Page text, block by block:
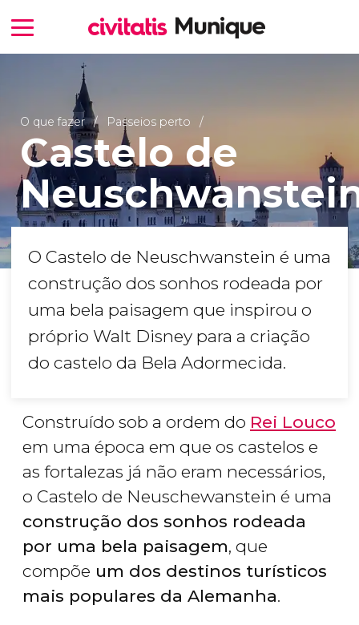
O que fazer Passeios perto
Castelo de
O Castelo de Neuschwanstein é uma
construção dos sonhos rodeada por
uma bela paisagem que inspirou o
próprio Walt Disney para a criação
do castelo da Bela Adormecida.
Construído sob a ordem do Rei Louco
em uma época em que os castelos e
as fortalezas já não eram necessários,
o Castelo de Neuschewanstein é uma
construção dos sonhos rodeada
por uma bela paisagem, que
compõe um dos destinos turísticos
mais populares da Alemanha.